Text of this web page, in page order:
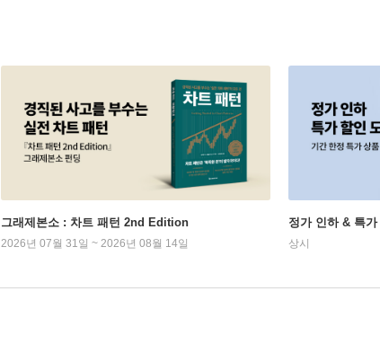
그래제본소 : 차트 패턴 2nd Edition
2026년 07월 31일 ~ 2026년 08월 14일
정가 인하 & 특
상시